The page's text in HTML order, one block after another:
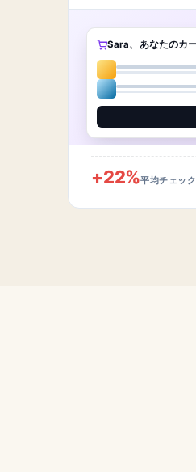
Sara、あなたのカ
+22%平均チェッ